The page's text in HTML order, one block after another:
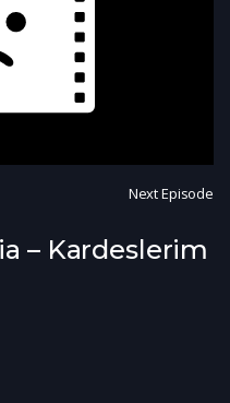
Next Episode
– Kardeslerim